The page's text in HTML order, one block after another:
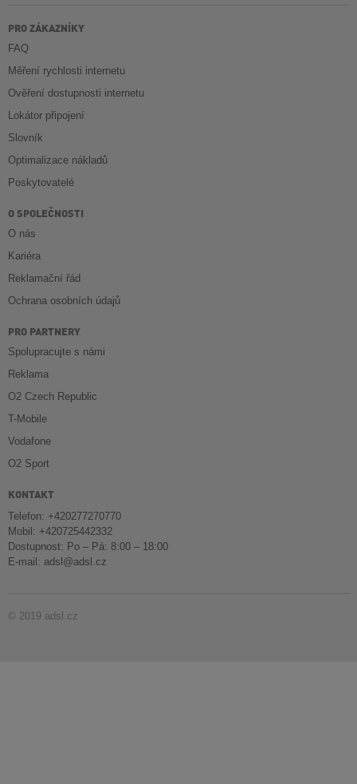
PRO ZÁKAZNÍKY
FAQ
Měření rychlosti internetu
Ověření dostupnosti internetu
Lokátor připojení
Slovník
Optimalizace nákladů
Poskytovatelé
O SPOLEČNOSTI
O nás
Kariéra
Reklamační řád
Ochrana osobních údajů
PRO PARTNERY
Spolupracujte s námi
Reklama
O2 Czech Republic
T-Mobile
Vodafone
O2 Sport
KONTAKT
Telefon: +420277270770
Mobil: +420725442332
Dostupnost: Po – Pá: 8:00 – 18:00
E-mail: adsl@adsl.cz
© 2019 adsl.cz